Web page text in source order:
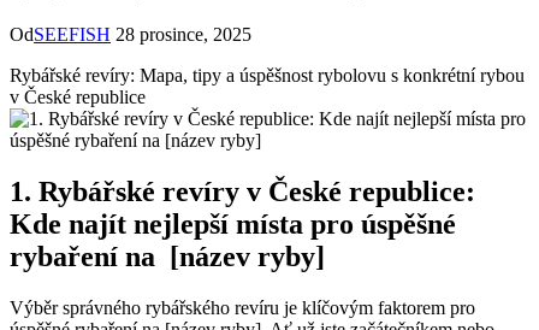
OdSEEFISH 28 prosince, 2025
Rybářské revíry: ‌Mapa, tipy a úspěšnost rybolovu ⁢s konkrétní rybou
v České republice
1. Rybářské revíry v České republice:⁣
Kde najít nejlepší místa pro úspěšné
rybaření na ⁣ [název ryby]
Výběr správného rybářského revíru je klíčovým faktorem pro